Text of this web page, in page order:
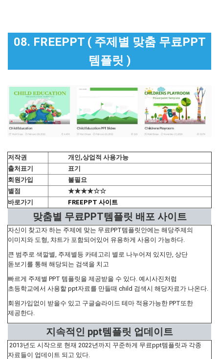
08. FREEPPT ( 주제별 맞춤 무료PPT
템플릿 )
저작권
개인,상업적 사용가능
출처표기
표기
회원가입
불필요
별점
★★★★☆☆
바로가기
FREEPPT 사이트
맞춤별 무료PPT템플릿 배포 사이트
자신이 찾고자 하는 주제에 맞는 무료PPT템플릿안에는 해당주제의
이미지와 도형, 챠트가 포함되어있어 유용하게 사용이 가능하다.
큰 범주로 색깔별, 주제별등 카테고리 별로 나누어져 있지만, 상단
돋보기를 통해 해당되는 검색을 치고
빠르게 주제별 PPT 템플릿을 제공받을 수 있다. 예시사진처럼
초등학교에서 사용할 ppt자료를 만들때 child 검색시 해당자료가 나온다.
회원가입없이 받을수 있고 구글슬라이드 테마 적용가능한 PPT또한
제공한다.
지속적인 ppt템플릿 업데이트
2013년도 시작으로 현재 2022년까지 꾸준하게 무료ppt템플릿과 각종
자료들이 업데이트 되고 있다.